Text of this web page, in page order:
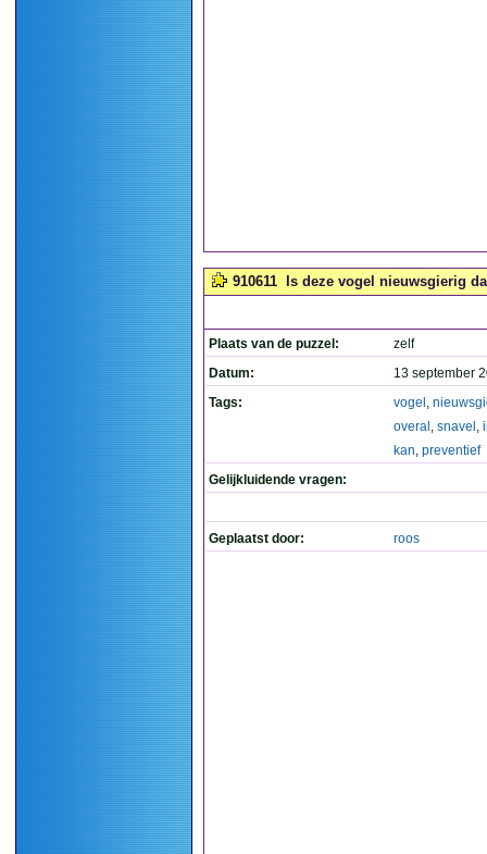
910611 Is deze vogel nieuwsgierig
Plaats van de puzzel:
zelf
Datum:
13 september
Tags:
vogel ,
overal , snavel ,
kan, preventief
Gelijkluidende vragen:
Geplaatst door: roos